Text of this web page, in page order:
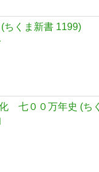
ちくま新書 1199)
七００万年史 (ち